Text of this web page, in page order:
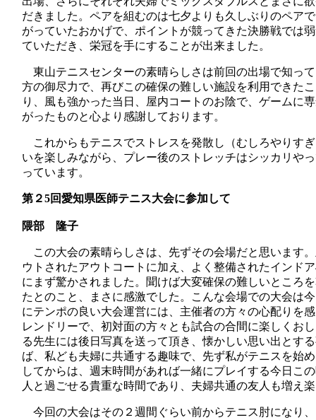
だきました。ペアを組むのは七夕よりも久しぶりのペア
がっていたおかげで、ポイントが競ってきた決勝戦では
ていただき、栄冠を手にすることが出来ました。
東山テニスセンターの素晴らしさは前回の出場で知っ
方の御尽力で、再びこの確保の難しい施設を利用できた
り、風も強かった当日、屋内コートのお陰で、ゲームに
がったものと心より感謝しております。
これからもテニスでストレスを発散し（むしろやりす
いを楽しみながら、プレー後のストレッチはシッカリや
っています。
第２5回愛知県医師テニス大会に参加して
隈部 隆子
この大会の素晴らしさは、先ずその会場だと思います
ウトされたアウトコートに加え、よく整備されたインドア
にまず驚かされました。聞けば大変確保の難しいところ
たとのこと、まさに感激でした。こんな会場での大会は
にテンポの良い大会運営には、主催者の方々の心配りを
レンドリーで、初対面の方々とも試合の合間に楽しくお
る先生には後日写真を送って頂き、懐かしい思い出とす
ば、私ども夫婦に共通する趣味で、先ず私がテニスを始
してからは、週末時間があれば一緒にプレイする今日こ
人と過ごせる貴重な時間であり、夫婦共通の友人も増え
今回の大会はその２週間ぐらい前からテニス肘になり